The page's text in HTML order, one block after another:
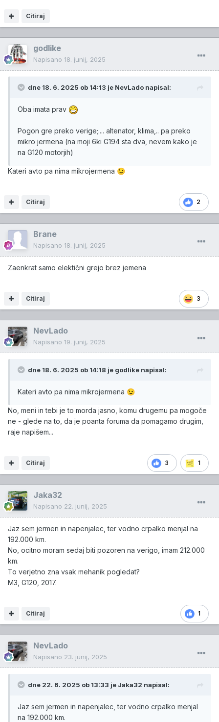
Citiraj
godlike
Napisano 18. junij, 2025
dne 18. 6. 2025 ob 14:13 je NevLado napisal:
Oba imata prav
Pogon gre preko verige;.... altenator, klima,.. pa preko
mikro jermena (na moji 6ki G194 sta dva, nevem kako je
na G120 motorjih)
Kateri avto pa nima mikrojermena 😉
2
Citiraj
Brane
Napisano 18. junij, 2025
Zaenkrat samo elektični grejo brez jemena
3
Citiraj
NevLado
Napisano 19. junij, 2025
dne 18. 6. 2025 ob 14:18 je godlike napisal:
Kateri avto pa nima mikrojermena 😉
No, meni in tebi je to morda jasno, komu drugemu pa mogoče
ne - glede na to, da je poanta foruma da pomagamo drugim,
raje napišem...
3 1
Citiraj
Jaka32
Napisano 22. junij, 2025
Jaz sem jermen in napenjalec, ter vodno crpalko menjal na
192.000 km.
No, ocitno moram sedaj biti pozoren na verigo, imam 212.000
km.
To verjetno zna vsak mehanik pogledat?
M3, G120, 2017.
1
Citiraj
NevLado
Napisano 23. junij, 2025
dne 22. 6. 2025 ob 13:33 je Jaka32 napisal:
Jaz sem jermen in napenjalec, ter vodno crpalko menjal
na 192.000 km.